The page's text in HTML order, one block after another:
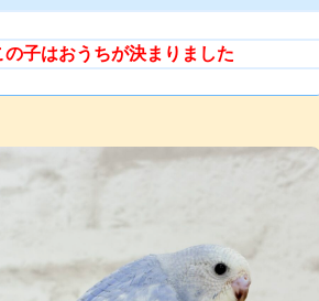
の子はおうちが決まりました